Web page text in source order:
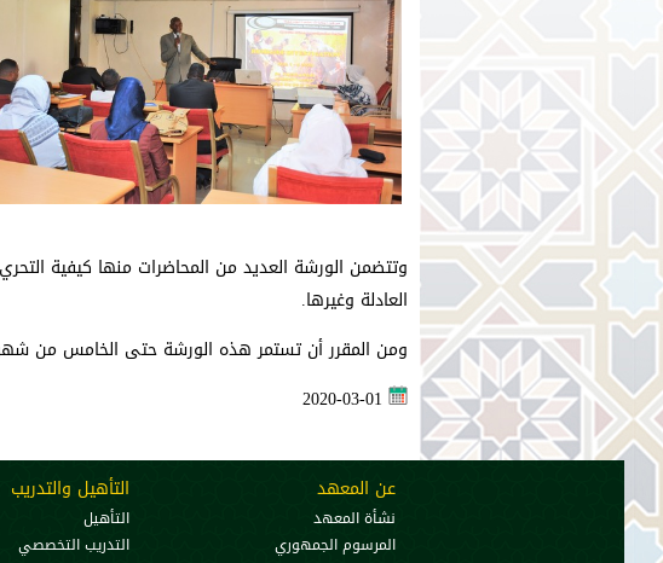
وتتضمن الورشة العديد من المحاضرات منها كيفية
العادلة وغيرها.
ومن المقرر أن تستمر هذه الورشة حتى الخامس من
عن المعهد
نشأة المعهد
المرسوم الجمهوري
التأهيل والتدريب
التأهيل
التدريب التخصصي